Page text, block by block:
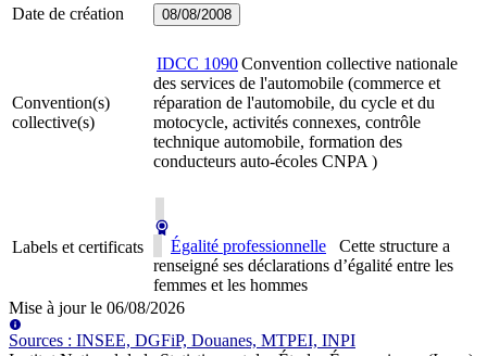
Date de création 08/08/2008
Convention(s)
collective(s)
IDCC 1090Convention collective nationale
des services de l'automobile (commerce et
réparation de l'automobile, du cycle et du
motocycle, activités connexes, contrôle
technique automobile, formation des
conducteurs auto-écoles CNPA )
Labels et certificats Égalité professionnelle
Cette structure a
renseigné ses déclarations d’égalité entre les
femmes et les hommes
Mise à jour le 06/08/2026
Sources : INSEE, DGFiP, Douanes, MTPEI, INPI